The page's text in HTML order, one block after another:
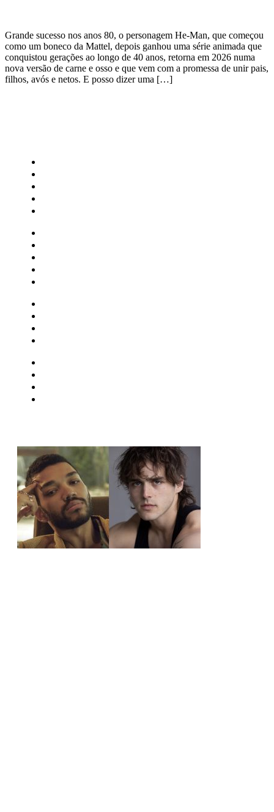
Grande sucesso nos anos 80, o personagem He-Man, que começou
como um boneco da Mattel, depois ganhou uma série animada que
conquistou gerações ao longo de 40 anos, retorna em 2026 numa
nova versão de carne e osso e que vem com a promessa de unir pais,
filhos, avós e netos. E posso dizer uma […]